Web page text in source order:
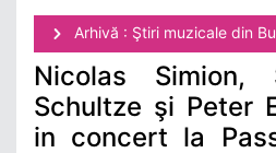
Arhivă : Ştiri muzicale din
Nicolas Simion,
Schultze şi Peter
in concert la